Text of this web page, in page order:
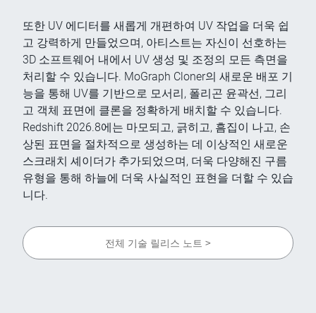
또한 UV 에디터를 새롭게 개편하여 UV 작업을 더욱 쉽
고 강력하게 만들었으며, 아티스트는 자신이 선호하는
3D 소프트웨어 내에서 UV 생성 및 조정의 모든 측면을
처리할 수 있습니다. MoGraph Cloner의 새로운 배포 기
능을 통해 UV를 기반으로 모서리, 폴리곤 윤곽선, 그리
고 객체 표면에 클론을 정확하게 배치할 수 있습니다.
Redshift 2026.8에는 마모되고, 긁히고, 흠집이 나고, 손
상된 표면을 절차적으로 생성하는 데 이상적인 새로운
스크래치 셰이더가 추가되었으며, 더욱 다양해진 구름
유형을 통해 하늘에 더욱 사실적인 표현을 더할 수 있습
니다.
전체 기술 릴리스 노트 >